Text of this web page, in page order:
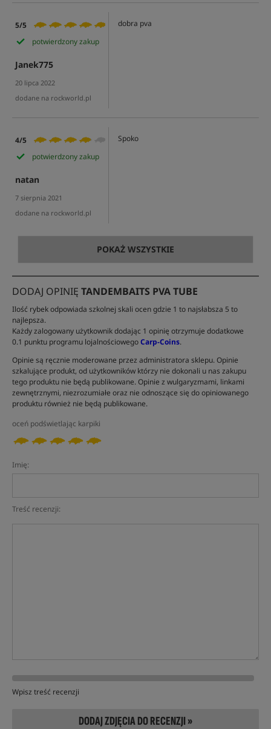
5/5
potwierdzony zakup
Janek775
20 lipca 2022
dodane na rockworld.pl
dobra pva
4/5
potwierdzony zakup
natan
7 sierpnia 2021
dodane na rockworld.pl
Spoko
POKAŻ WSZYSTKIE
DODAJ OPINIĘ TANDEMBAITS PVA TUBE
Ilość rybek odpowiada szkolnej skali ocen gdzie 1 to najsłabsza 5 to
najlepsza.
Każdy zalogowany użytkownik dodając 1 opinię otrzymuje dodatkowe
0.1 punktu programu lojalnościowegoCarp-Coins.
Opinie są ręcznie moderowane przez administratora sklepu. Opinie
szkalujące produkt, od użytkowników którzy nie dokonali u nas zakupu
tego produktu nie będą publikowane. Opinie z wulgaryzmami, linkami
zewnętrznymi, niezrozumiałe oraz nie odnoszące się do opiniowanego
produktu również nie będą publikowane.
oceń podświetlając karpiki
Imię:
Treść recenzji:
Wpisz treść recenzji
DODAJ ZDJĘCIA DO RECENZJI »